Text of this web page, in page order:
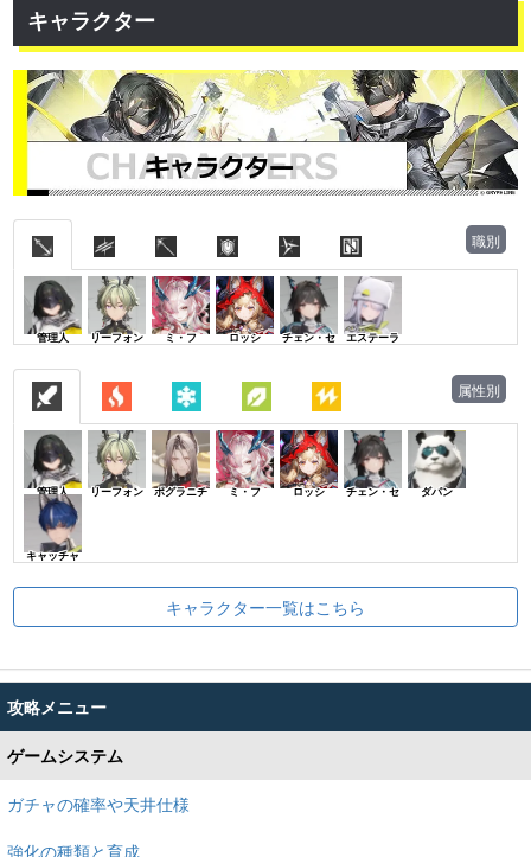
キャラクター
管理人 リーフォン ミ・フ ロッシ チェン・セ エステーラ
職別
管理人 リーフォン ポグラニチ ミ・フ ロッシ チェン・セ ダパン
キャッチャ
属性別
キャラクター一覧はこちら
攻略メニュー
ゲームシステム
ガチャの確率や天井仕様
強化の種類と育成